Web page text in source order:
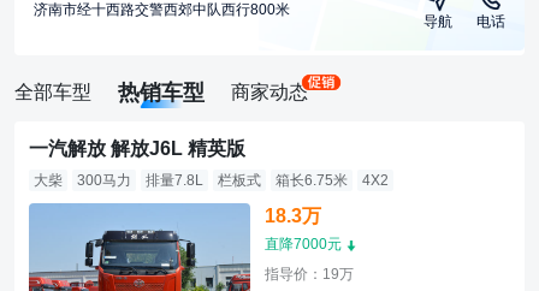
济南市经十西路交警西郊中队西行800米
导航 电话
全部车型 热销车型 商家动态
一汽解放 解放J6L 精英版
大柴 300马力 排量7.8L 栏板式 箱长6.75米 4X2
18.3万
直降7000元
指导价：19万